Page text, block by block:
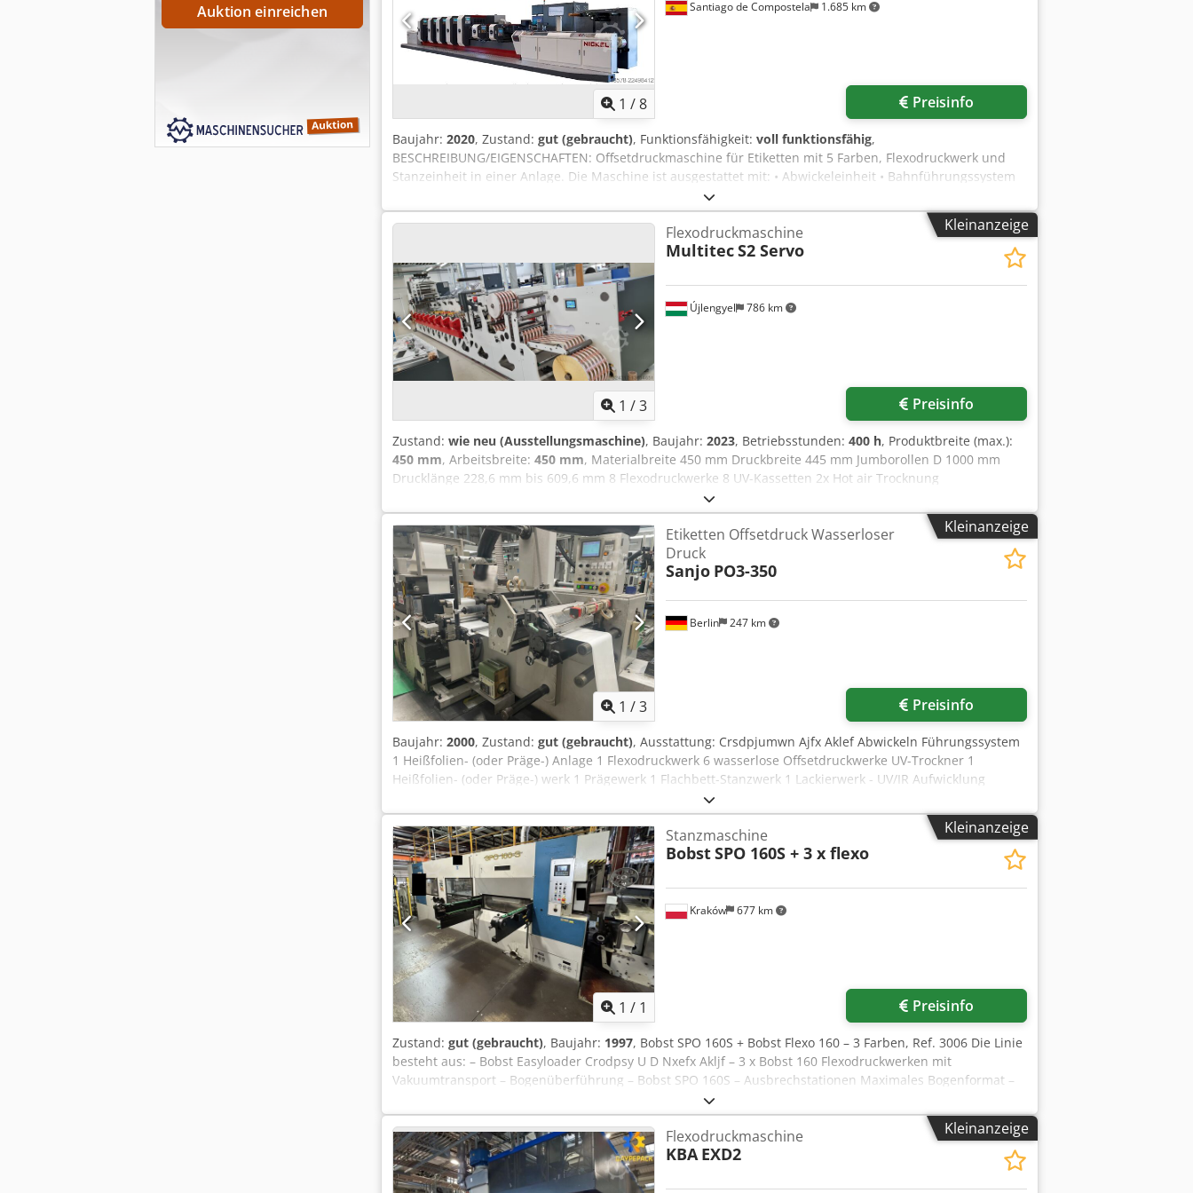
Auktion einreichen
1 /8
Santiago de Compostela 1.685 km
Preisinfo
Baujahr: 2020, Zustand: gut (gebraucht), Funktionsfähigkeit: voll funktionsfähig,
BESCHREIBUNG/EIGENSCHAFTEN: Offsetdruckmaschine für Etiketten mit 5 Farben, Flexodruckwerk und
Stanzeinheit in einer Anlage. Die Maschine ist ausgestattet mit: • Abwickeleinheit • Bahnführungssystem
BST • UV-LED-Trocknung (5) • Wendeleiste Crsdpszrxdpjfx Aklsf • Offsetdruckwerke: 5 • Flexodruckwerk •
Registerkamera BST • Automatische Reinigungseinheit • für Farbwalzen • Automatische Plattenzuführung •
Halbrotations-Stanzeinheit mit Magnetzylinder • Aufwickeleinheit mit Schneidevorrichtung (Messer) •
(Schneidmesser) • Bedienpult für Farbgebung + CIP 3 zur automatischen Farbanpassung •
Farbenkühlgerät • CCD-Plattenperforiertisch • Automatische Registerkontrolle
Kleinanzeige
1 /3
Újlengyel 786 km
Flexodruckmaschine
MultitecS2 Servo
Preisinfo
Zustand: wie neu (Ausstellungsmaschine), Baujahr: 2023, Betriebsstunden: 400 h, Produktbreite (max.):
450 mm, Arbeitsbreite: 450 mm, Materialbreite 450 mm Druckbreite 445 mm Jumborollen D 1000 mm
Drucklänge 228,6 mm bis 609,6 mm 8 Flexodruckwerke 8 UV-Kassetten 2x Hot air Trocknung
Druckgeschwindigkeit max 150 m/min Vorlauf Druckwerk +/- 4 mm Stanzbreite 450 mm Stanzlänge von
304,8 mm bis 609,6 mm Aufwickeldurchmesser D 800 mm zu bedruckende Materialien: Selbstklebende
Etiketten (Papier, PET, BOPP, PVC) Papier von 30 bis 200 gsm Film von 20my (BOPP), 35 my PVC/PET, shrink
12 my PET Karton bis 400 gsm Crsdeqa Ax Njpfx Aklsf Zubehör: 16 Druckzylinder 8 Aniloxzylinder 1
Stanzylinder 1 Corona Behandlung IEEC (einseitig) 1 Bahnreinigung Meech (zweiseitig) 2 Stanzeinheiten
Optional 1 Wendekreuz 1 Delam/Relam 1 Coldfoil unwinder 8 LED-Kassetten-Trocknung GEW Gerne
unterbreiten wir Ihnen ein Angebot.
Kleinanzeige
1 /3
Berlin 247 km
Etiketten Offsetdruck Wasserloser
Druck
Sanjo PO3-350
Preisinfo
Baujahr: 2000, Zustand: gut (gebraucht), Ausstattung: Crsdpjumwn Ajfx Aklef Abwickeln Führungssystem
1 Heißfolien- (oder Präge-) Anlage 1 Flexodruckwerk 6 wasserlose Offsetdruckwerke UV-Trockner 1
Heißfolien- (oder Präge-) werk 1 Prägewerk 1 Flachbett-Stanzwerk 1 Lackierwerk - UV/IR Aufwicklung
Kleinanzeige
1 / 1
Kraków 677 km
Stanzmaschine
BobstSPO 160S + 3 x flexo
Preisinfo
Zustand: gut (gebraucht), Baujahr: 1997, Bobst SPO 160S + Bobst Flexo 160 – 3 Farben, Ref. 3006 Die Linie
besteht aus: – Bobst Easyloader Crodpsy U D Nxefx Akljf – 3 x Bobst 160 Flexodruckwerken mit
Vakuumtransport – Bogenüberführung – Bobst SPO 160S – Ausbrechstationen Maximales Bogenformat –
1600x1100 mm Maximale Leistung – 5.500 Bogen/Stunde
Kleinanzeige
Flexodruckmaschine
KBA EXD2